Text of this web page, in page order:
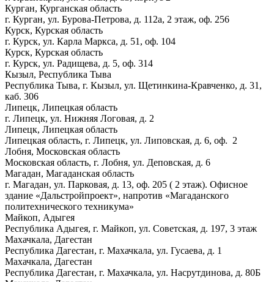
Курган, Курганская область
г. Курган, ул. Бурова-Петрова, д. 112а, 2 этаж, оф. 256
Курск, Курская область
г. Курск, ул. Карла Маркса, д. 51, оф. 104
Курск, Курская область
г. Курск, ул. Радищева, д. 5, оф. 314
Кызыл, Республика Тыва
Республика Тыва, г. Кызыл, ул. Щетинкина-Кравченко, д. 31,
каб. 306
Липецк, Липецкая область
г. Липецк, ул. Нижняя Логовая, д. 2
Липецк, Липецкая область
Липецкая область, г. Липецк, ул. Липовская, д. 6, оф. 2
Лобня, Московская область
Московская область, г. Лобня, ул. Деповская, д. 6
Магадан, Магаданская область
г. Магадан, ул. Парковая, д. 13, оф. 205 ( 2 этаж). Офисное
здание «Дальстройпроект», напротив «Магаданского
политехнического техникума»
Майкоп, Адыгея
Республика Адыгея, г. Майкоп, ул. Советская, д. 197, 3 этаж
Махачкала, Дагестан
Республика Дагестан, г. Махачкала, ул. Гусаева, д. 1
Махачкала, Дагестан
Республика Дагестан, г. Махачкала, ул. Насрутдинова, д. 80Б